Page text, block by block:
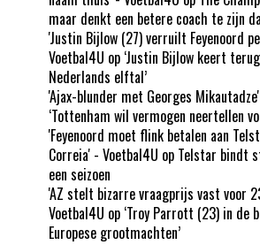
maar denkt een betere coach te zijn
'Justin Bijlow (27) verruilt Feyenoord
Voetbal4U op ‘Justin Bijlow keert
Nederlands elftal’
'Ajax-blunder met Georges
‘Tottenham wil vermogen neertellen
'Feyenoord moet flink betalen aan
Correia' - Voetbal4U op Telstar bindt
een seizoen
'AZ stelt bizarre vraagprijs vast voor
Voetbal4U op ‘Troy Parrott (23) in de
Europese grootmachten’